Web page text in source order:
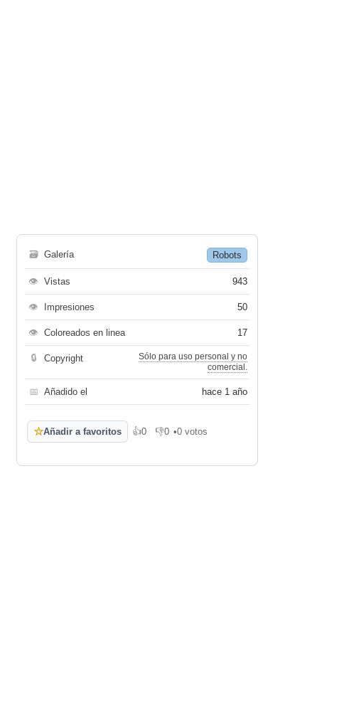
🗃 Galería Robots
👁 Vistas 943
👁 Impresiones 50
👁 Coloreados en linea 17
🔒 Copyright
Sólo para uso personal y no
comercial.
📅 Añadido el hace 1 año
☆Añadir a favoritos 👍0
Me gusta
👎0
No me gusta
•0 votos